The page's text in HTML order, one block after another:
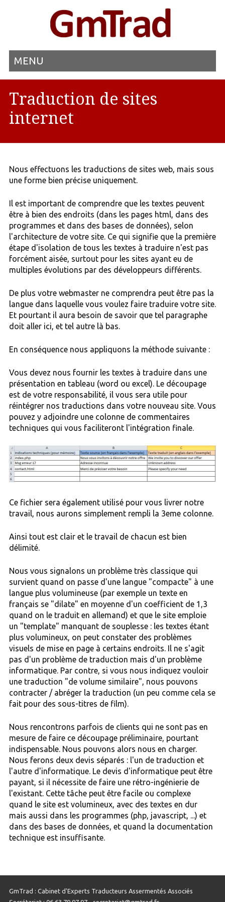
MENU
Traduction de sites
internet
Nous effectuons les traductions de sites web, mais sous
une forme bien précise uniquement.
Il est important de comprendre que les textes peuvent
être à bien des endroits (dans les pages html, dans des
programmes et dans des bases de données), selon
l'architecture de votre site. Ce qui signifie que la première
étape d'isolation de tous les textes à traduire n'est pas
forcément aisée, surtout pour les sites ayant eu de
multiples évolutions par des développeurs différents.
De plus votre webmaster ne comprendra peut être pas la
langue dans laquelle vous voulez faire traduire votre site.
Et pourtant il aura besoin de savoir que tel paragraphe
doit aller ici, et tel autre là bas.
En conséquence nous appliquons la méthode suivante :
Vous devez nous fournir les textes à traduire dans une
présentation en tableau (word ou excel). Le découpage
est de votre responsabilité, il vous sera utile pour
réintégrer nos traductions dans votre nouveau site. Vous
pouvez y adjoindre une colonne de commentaires
techniques qui vous faciliteront l'intégration finale.
Ce fichier sera également utilisé pour vous livrer notre
travail, nous aurons simplement rempli la 3eme colonne.
Ainsi tout est clair et le travail de chacun est bien
délimité.
Nous vous signalons un problème très classique qui
survient quand on passe d'une langue "compacte" à une
langue plus volumineuse (par exemple un texte en
français se "dilate" en moyenne d'un coefficient de 1,3
quand on le traduit en allemand) et que le site emploie
un "template" manquant de souplesse : les textes étant
plus volumineux, on peut constater des problèmes
visuels de mise en page à certains endroits. Il ne s'agit
pas d'un problème de traduction mais d'un problème
informatique. Par contre, si vous nous indiquez vouloir
une traduction "de volume similaire", nous pouvons
contracter / abréger la traduction (un peu comme cela se
fait pour des sous-titres de film).
Nous rencontrons parfois de clients qui ne sont pas en
mesure de faire ce découpage préliminaire, pourtant
indispensable. Nous pouvons alors nous en charger.
Nous ferons deux devis séparés : l'un de traduction et
l'autre d'informatique. Le devis d'informatique peut être
payant, si il nécessite de faire une rétro-ingénierie de
l'existant. Cette tâche peut être facile ou complexe
quand le site est volumineux, avec des textes en dur
mais aussi dans les programmes (php, javascript, ...) et
dans des bases de données, et quand la documentation
technique est insuffisante.
GmTrad : Cabinet d'Experts Traducteurs Assermentés Associés